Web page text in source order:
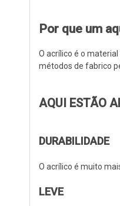
Por que um
O acrílico é o
métodos de fabrico
AQUI ESTÃO
DURABILIDADE
O acrílico é muito
LEVE